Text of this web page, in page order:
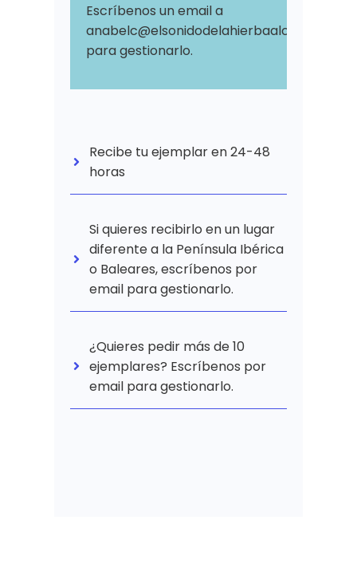
Escríbenos un email a
anabelc@elsonidodelahierbaalcrecer.com
para gestionarlo.
Recibe tu ejemplar en 24-48
horas
Si quieres recibirlo en un lugar
diferente a la Península Ibérica
o Baleares, escríbenos por
email para gestionarlo.
¿Quieres pedir más de 10
ejemplares? Escríbenos por
email para gestionarlo.